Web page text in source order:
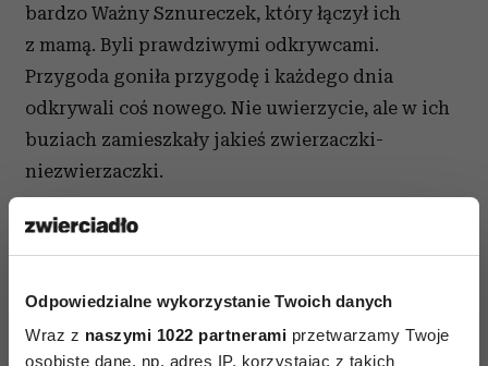
Odpowiedzialne wykorzystanie Twoich danych
Wraz z naszymi 1022 partnerami przetwarzamy Twoje
osobiste dane, np. adres IP, korzystając z takich
bardzo Ważny Sznureczek, który łączył ich
z mamą. Byli prawdziwymi odkrywcami.
Przygoda goniła przygodę i każdego dnia
odkrywali coś nowego. Nie uwierzycie, ale w ich
buziach zamieszkały jakieś zwierzaczki-
niezwierzaczki.
Książka napisana z niezwykłą fantazją. Autorka
z punktu widzenia bliźniaków (jeszcze
język i przede wszystkim humor są w tej książce
najbardziej dopracowane. Ilustracje uzupełniają